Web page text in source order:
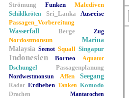
Strömung Funken Malediven
Schildkröten Sri_Lanka
Ausreise
Passagen_Vorbereitung
Wasserfall
Berge Zug
Nordostmonsun
Marina
Malaysia Seenot Squall Singapur
Indonesien Borneo Äquator
Dschungel Passagenplanung
Nordwestmonsun Affen Seegang
Radar Erdbeben Tanken Komodo
Drachen Mantarochen